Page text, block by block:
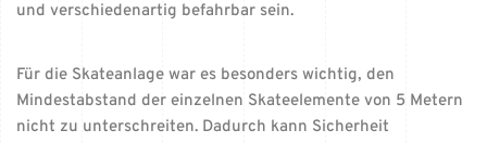
und verschiedenartig befahrbar sein.
Für die Skateanlage war es besonders wichtig, den
Mindestabstand der einzelnen Skateelemente von 5 Metern
nicht zu unterschreiten. Dadurch kann Sicherheit